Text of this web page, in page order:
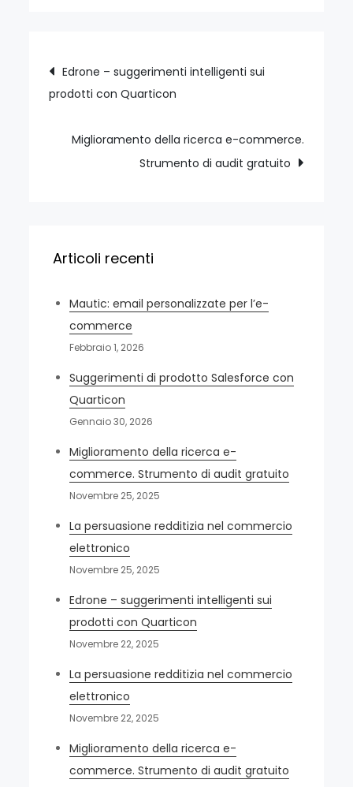
Navigazione
articoli
Edrone – suggerimenti intelligenti sui
prodotti con Quarticon
Miglioramento della ricerca e-commerce.
Strumento di audit gratuito
Articoli recenti
Mautic: email personalizzate per l’e-
commerce
Febbraio 1, 2026
Suggerimenti di prodotto Salesforce con
Quarticon
Gennaio 30, 2026
Miglioramento della ricerca e-
commerce. Strumento di audit gratuito
Novembre 25, 2025
La persuasione redditizia nel commercio
elettronico
Novembre 25, 2025
Edrone – suggerimenti intelligenti sui
prodotti con Quarticon
Novembre 22, 2025
La persuasione redditizia nel commercio
elettronico
Novembre 22, 2025
Miglioramento della ricerca e-
commerce. Strumento di audit gratuito